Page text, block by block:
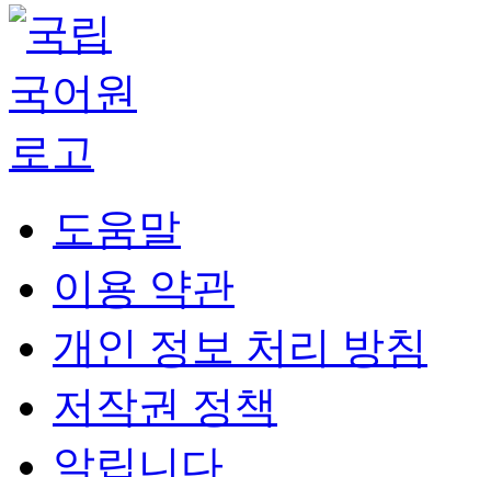
도움말
이용 약관
개인 정보 처리 방침
저작권 정책
알립니다